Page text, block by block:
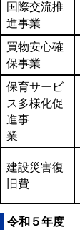
国際交流推
進事業
買物安心確
保事業
保育サービ
ス多様化促
進事
業
建設災害復
旧費
令和５年度